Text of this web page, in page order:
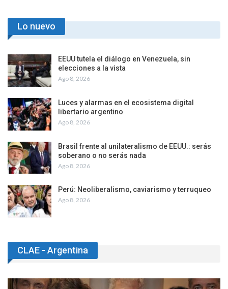
Lo nuevo
EEUU tutela el diálogo en Venezuela, sin
elecciones a la vista
Ago 8, 2026
Luces y alarmas en el ecosistema digital
libertario argentino
Ago 8, 2026
Brasil frente al unilateralismo de EEUU.: serás
soberano o no serás nada
Ago 8, 2026
Perú: Neoliberalismo, caviarismo y terruqueo
Ago 8, 2026
CLAE - Argentina